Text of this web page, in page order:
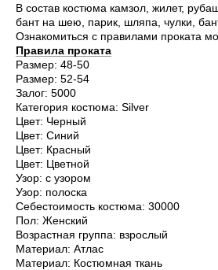
В состав костюма камзол, жилет,
бант на шею, парик, шляпа, чулки,
Ознакомиться с правилами проката
Правила проката
Размер: 48-50
Размер: 52-54
Залог: 5000
Категория костюма: Silver
Цвет: Черный
Цвет: Синий
Цвет: Красный
Цвет: Цветной
Узор: с узором
Узор: полоска
Себестоимость костюма: 30000
Пол: Женский
Возрастная группа: взрослый
Материал: Атлас
Материал: Костюмная ткань